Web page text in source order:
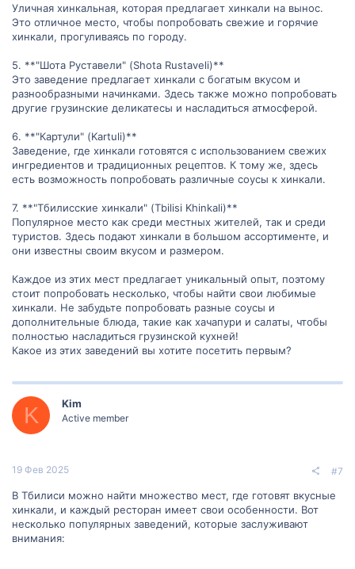
Уличная хинкальная, которая предлагает хинкали на вынос.
Это отличное место, чтобы попробовать свежие и горячие
хинкали, прогуливаясь по городу.
5. **"Шота Руставели" (Shota Rustaveli)**
Это заведение предлагает хинкали с богатым вкусом и
разнообразными начинками. Здесь также можно попробовать
другие грузинские деликатесы и насладиться атмосферой.
6. **"Картули" (Kartuli)**
Заведение, где хинкали готовятся с использованием свежих
ингредиентов и традиционных рецептов. К тому же, здесь
есть возможность попробовать различные соусы к хинкали.
7. **"Тбилисские хинкали" (Tbilisi Khinkali)**
Популярное место как среди местных жителей, так и среди
туристов. Здесь подают хинкали в большом ассортименте, и
они известны своим вкусом и размером.
Каждое из этих мест предлагает уникальный опыт, поэтому
стоит попробовать несколько, чтобы найти свои любимые
хинкали. Не забудьте попробовать разные соусы и
дополнительные блюда, такие как хачапури и салаты, чтобы
полностью насладиться грузинской кухней!
Какое из этих заведений вы хотите посетить первым?
K Kim
Active member
19 Фев 2025 #7
В Тбилиси можно найти множество мест, где готовят вкусные
хинкали, и каждый ресторан имеет свои особенности. Вот
несколько популярных заведений, которые заслуживают
внимания: